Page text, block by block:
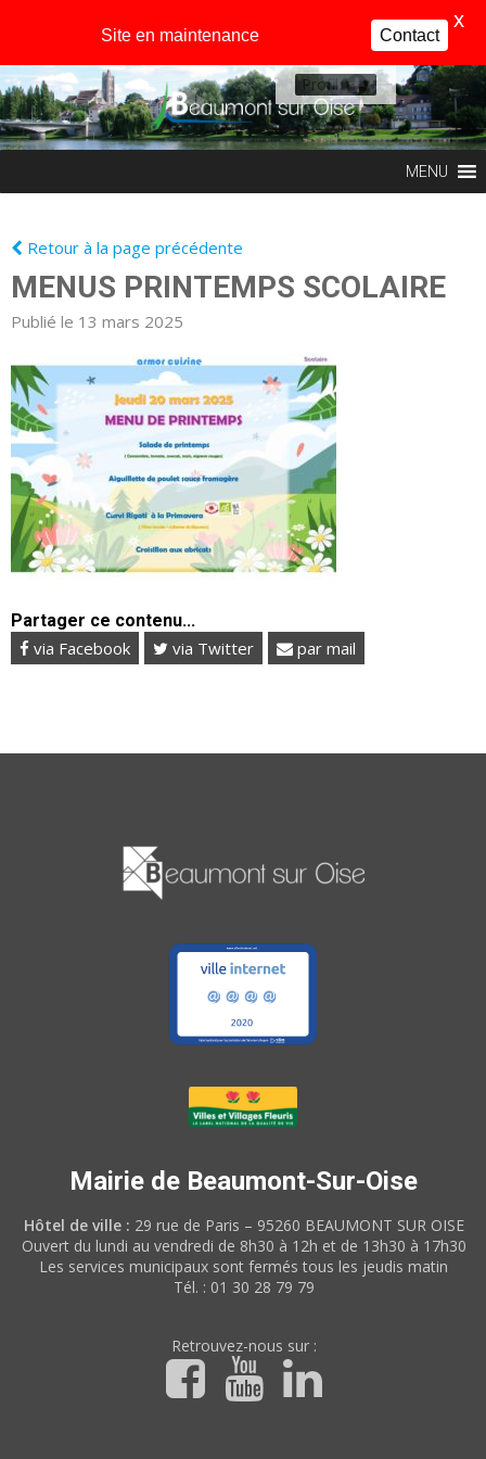
Profil
MENU
Retour à la page précédente
MENUS PRINTEMPS SCOLAIRE
Publié le 13 mars 2025
Partager ce contenu...
via Facebook via Twitter par mail
Mairie de Beaumont-Sur-Oise
Hôtel de ville : 29 rue de Paris – 95260 BEAUMONT SUR OISE
Ouvert du lundi au vendredi de 8h30 à 12h et de 13h30 à 17h30
Les services municipaux sont fermés tous les jeudis matin
Tél. : 01 30 28 79 79
Retrouvez-nous sur :
Site en maintenance Contact
X